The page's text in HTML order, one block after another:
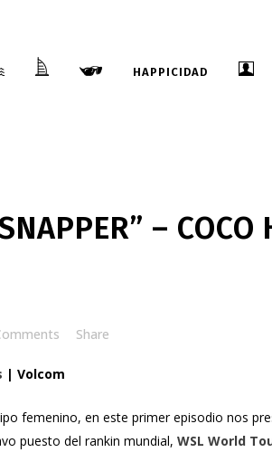
HAPPICIDAD
– COCO
Share
| Volcom
femenino, en este primer episodio nos
puesto del rankin mundial, WSL World